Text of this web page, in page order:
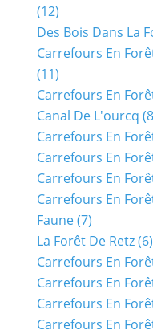
(12)
Des Bois Dans La
Carrefours En
(11)
Carrefours En
Canal De L'ourcq
Carrefours En
Carrefours En
Carrefours En
Carrefours En
Faune(7)
La Forêt De Retz(6)
Carrefours En
Carrefours En
Carrefours En
Carrefours En